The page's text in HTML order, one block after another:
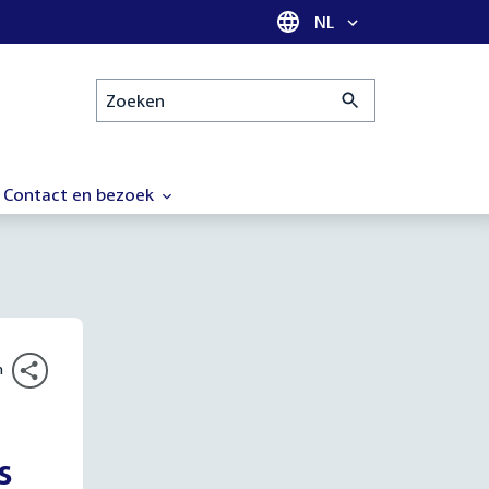
Taal selectie
NL
Zoeken
Contact en bezoek